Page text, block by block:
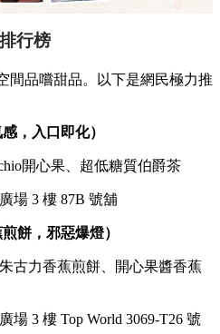
行榜
間品嚐甜品。以下是網民極力推
，入口即化）
開心果、超低糖質伯爵茶
場 3 樓 87B 號舖
餅，邪惡爆燈）
古力香蕉煎餅、開心果醬香蕉
場 3 樓 Top World 3069-T26 號